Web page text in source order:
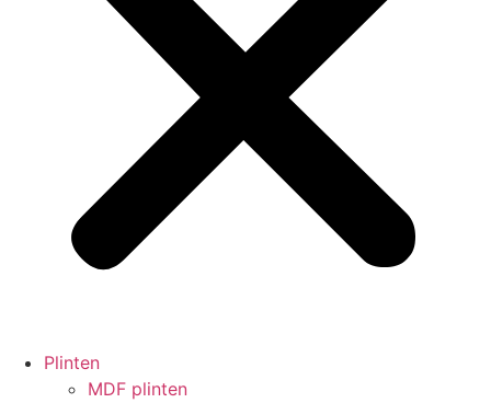
Plinten
MDF plinten